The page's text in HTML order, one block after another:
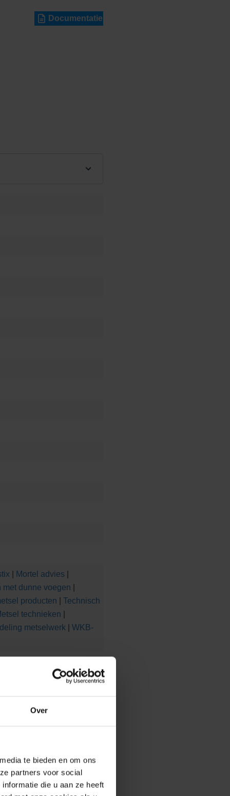
Over
te bieden en om ons
partners voor social
die u aan ze heeft
Documentatie
Mortel advies
met dunne voegen
producten
Technisch
technieken
metselwerk
WKB-